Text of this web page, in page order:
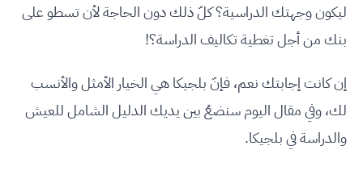
ليكون وجهتك الدراسية؟ كلّ ذلك دون الحاجة لأن تسطو على
بنك من أجل تغطية تكاليف الدراسة؟!
إن كانت إجابتك نعم، فإنّ بلجيكا هي الخيار الأمثل والأنسب
لك، وفي مقال اليوم سنضعُ بين يديك الدليل الشامل للعيش
والدراسة في بلجيكا.